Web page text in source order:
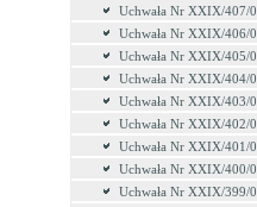
Uchwała Nr XXIX/407/
Uchwała Nr XXIX/406/
Uchwała Nr XXIX/405/
Uchwała Nr XXIX/404/
Uchwała Nr XXIX/403/
Uchwała Nr XXIX/402/
Uchwała Nr XXIX/401/
Uchwała Nr XXIX/400/
Uchwała Nr XXIX/399/